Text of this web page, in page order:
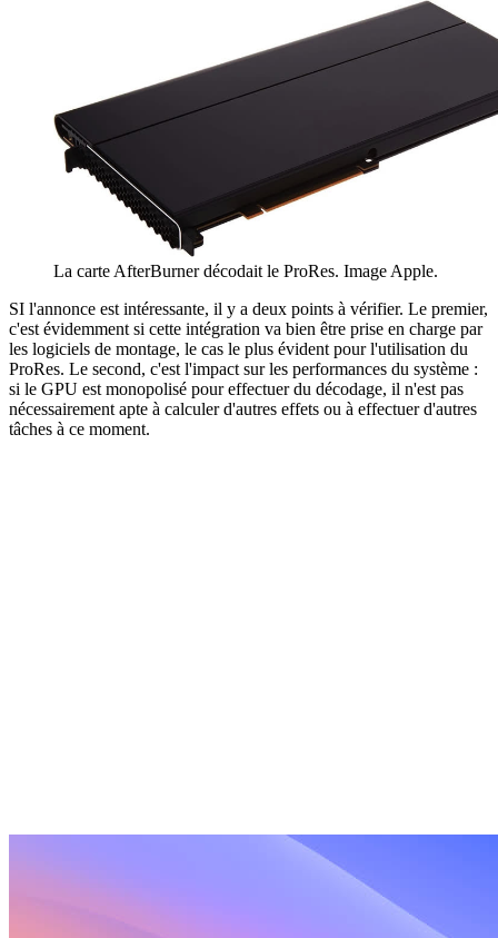
La carte AfterBurner décodait le ProRes. Image Apple.
SI l'annonce est intéressante, il y a deux points à vérifier. Le premier,
c'est évidemment si cette intégration va bien être prise en charge par
les logiciels de montage, le cas le plus évident pour l'utilisation du
ProRes. Le second, c'est l'impact sur les performances du système :
si le GPU est monopolisé pour effectuer du décodage, il n'est pas
nécessairement apte à calculer d'autres effets ou à effectuer d'autres
tâches à ce moment.